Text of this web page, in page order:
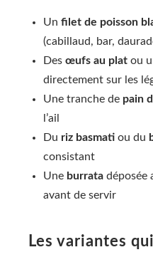
Un filet de poisson
(cabillaud, bar,
Des œufs au plat ou
directement sur les
Une tranche de pain
l’ail
Du riz basmati ou du
consistant
Une burrata déposée
avant de servir
Les variantes